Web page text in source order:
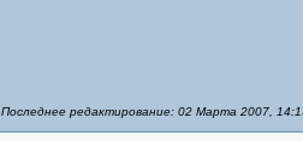
Последнее редактирование: 02 Марта 2007,